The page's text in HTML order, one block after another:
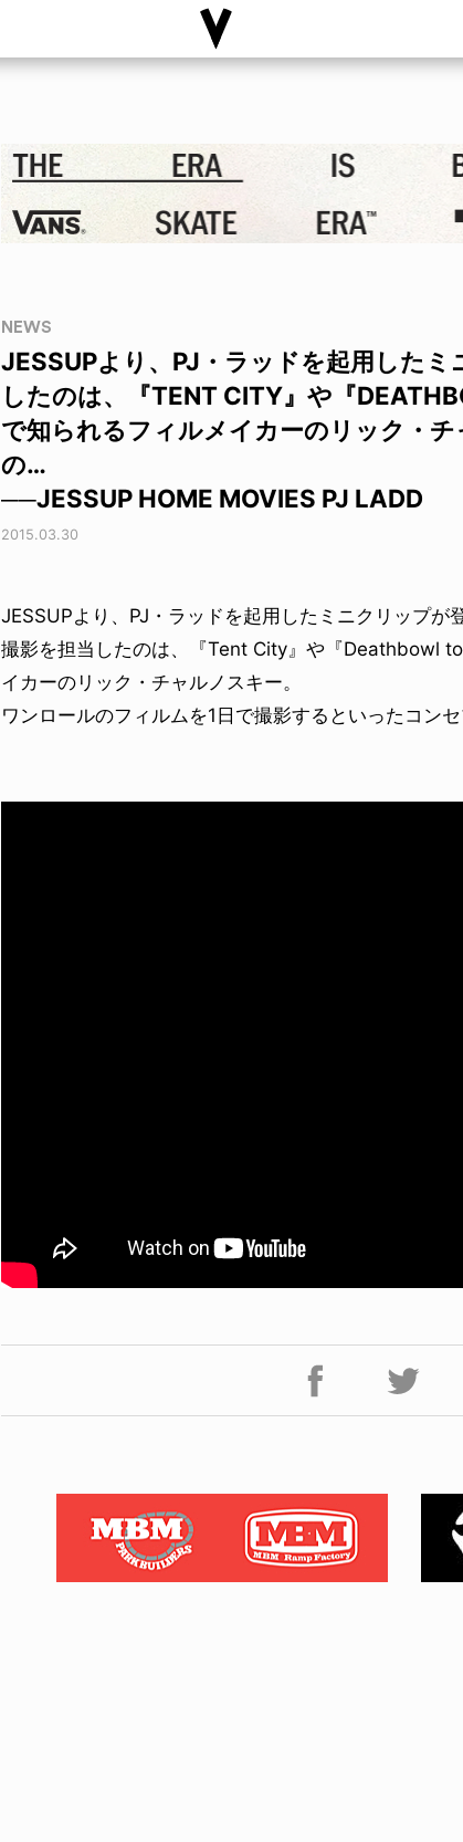
NEWS
JESSUPより、PJ・ラッドを起用したミ
したのは、『TENT CITY』や『
で知られるフィルメイカーのリック・
の…
──JESSUP HOME MOVIES PJ LADD
2015.03.30
JESSUPより、PJ・ラッドを起用したミニクリップが登
撮影を担当したのは、『Tent City』や『Deathbowl
イカーのリック・チャルノスキー。
ワンロールのフィルムを1日で撮影するといったコンセ